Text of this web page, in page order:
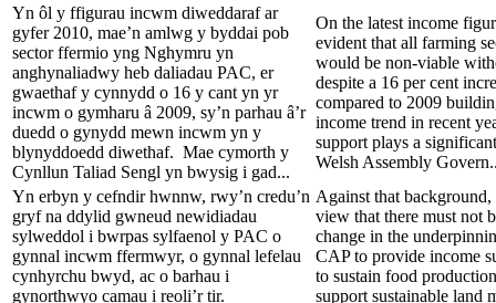
Yn ôl y ffigurau incwm diweddaraf ar
gyfer 2010, mae’n amlwg y byddai pob
sector ffermio yng Nghymru yn
anghynaliadwy heb daliadau PAC, er
gwaethaf y cynnydd o 16 y cant yn yr
incwm o gymharu â 2009, sy’n parhau â’r
duedd o gynydd mewn incwm yn y
blynyddoedd diwethaf. Mae cymorth y
Cynllun Taliad Sengl yn bwysig i gad...
On the latest income
evident that all farming
would be non-viable
despite a 16 per cent
compared to 2009
income trend in recent
support plays a
Welsh Assembly
Yn erbyn y cefndir hwnnw, rwy’n credu’n
gryf na ddylid gwneud newidiadau
sylweddol i bwrpas sylfaenol y PAC o
gynnal incwm ffermwyr, o gynnal lefelau
cynhyrchu bwyd, ac o barhau i
gynorthwyo camau i reoli’r tir.
Against that
view that there must not
change in the
CAP to provide income
to sustain food
support sustainable land